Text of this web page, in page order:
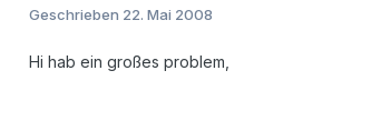
Geschrieben 22. Mai 2008
Hi hab ein großes problem,